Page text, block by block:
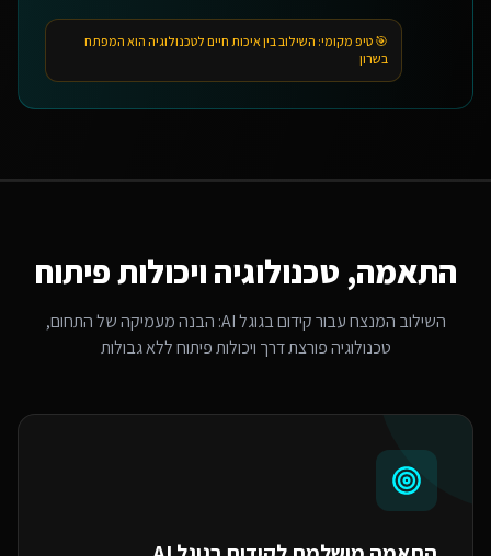
🎯 טיפ מקומי: השילוב בין איכות חיים לטכנולוגיה הוא המפתח
בשרון
התאמה, טכנולוגיה ויכולות פיתוח
השילוב המנצח עבורקידום בגוגל AI
: הבנה מעמיקה של התחום,
טכנולוגיה פורצת דרך ויכולות פיתוח ללא גבולות